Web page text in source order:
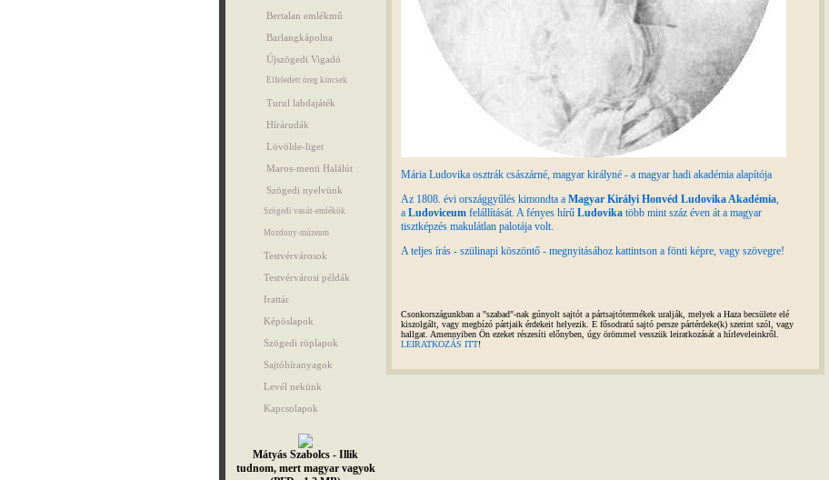
Bertalan emlékmű
Barlangkápolna
Újszögedi Vigadó
Elfeledett öreg kincsek
Turul labdajáték
Hírárudák
Lövölde-liget
Maros-menti Halálút
Szögedi nyelvünk
Szögedi vasút-emlékök
Mozdony-múzeum
Testvérvárosok
Testvérvárosi példák
Irattár
Képöslapok
Szögedi röplapok
Sajtóhíranyagok
Levél nekünk
Kapcsolapok
Mátyás Szabolcs - Illik
tudnom, mert magyar vagyok
Mária Ludovika osztrák császárné, magyar királyné - a magyar hadi akadémia alapítója
Az 1808. évi országgyűlés kimondta a Magyar Királyi Honvéd Ludovika Akadémia,
a Ludoviceumfelállítását. A fényes hírű Ludovikatöbb mint száz éven át a magyar
tisztképzés makulátlan palotája volt.
A teljes írás - szülinapi köszöntő - megnyitásához kattintson a fönti képre, vagy szövegre!
Csonkországunkban a "szabad"-nak gúnyolt sajtót a pártsajtótermékek uralják, melyek a Haza becsülete elé
kiszolgált, vagy megbízó pártjaik érdekeit helyezik. E fősodratú sajtó persze pártérdeke(k) szerint szól, vagy
hallgat. Amennyiben Ön ezeket részesíti előnyben, úgy örömmel vesszük leiratkozását a hírleveleinkről.
LEIRATKOZÁS ITT!